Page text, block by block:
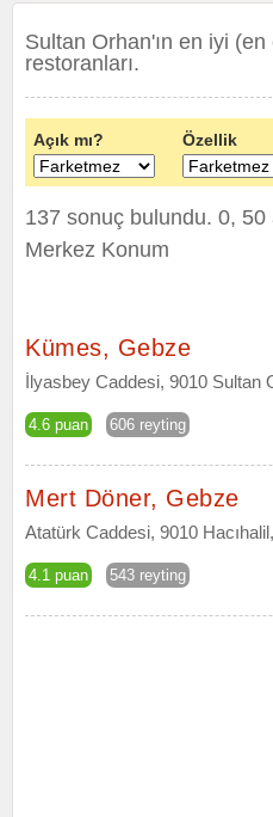
Sultan Orhan'ın en iyi
restoranları.
Açık mı? Özellik
137 sonuç bulundu. 0, 50
Merkez Konum
Kümes, Gebze
İlyasbey Caddesi, 9010 Sultan
4.6 puan 606 reyting
Mert Döner, Gebze
Atatürk Caddesi, 9010
4.1 puan 543 reyting